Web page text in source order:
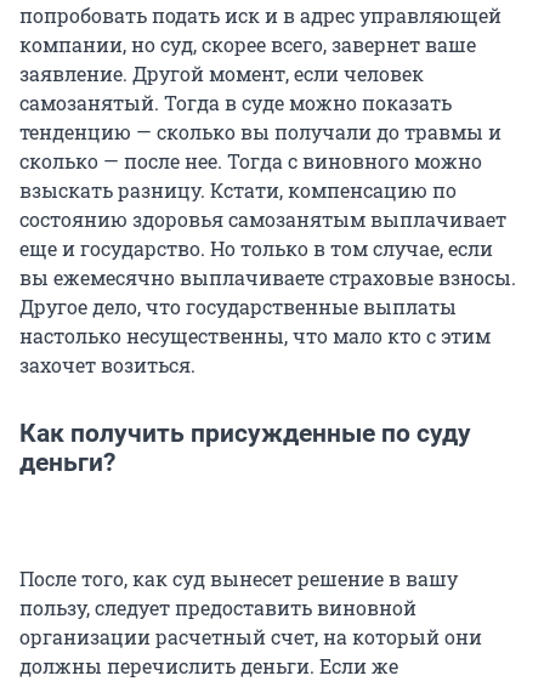
попробовать подать иск и в адрес управляющей
компании, но суд, скорее всего, завернет ваше
заявление. Другой момент, если человек
самозанятый. Тогда в суде можно показать
тенденцию — сколько вы получали до травмы и
сколько — после нее. Тогда с виновного можно
взыскать разницу. Кстати, компенсацию по
состоянию здоровья самозанятым выплачивает
еще и государство. Но только в том случае, если
вы ежемесячно выплачиваете страховые взносы.
Другое дело, что государственные выплаты
настолько несущественны, что мало кто с этим
захочет возиться.
Как получить присужденные по суду
деньги?
После того, как суд вынесет решение в вашу
пользу, следует предоставить виновной
организации расчетный счет, на который они
должны перечислить деньги. Если же